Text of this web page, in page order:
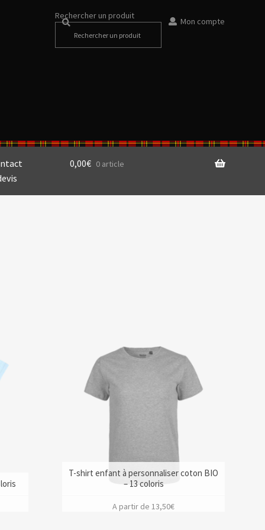
Mon compte
Rechercher un produit
0,00€ 0 article
T-shirt enfant à personnaliser coton BIO
– 13 coloris
A partir de13,50€